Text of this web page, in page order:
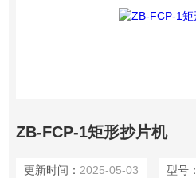
ZB-FCP-1矩形抄片机
更新时间： 2025-05-03 型号：